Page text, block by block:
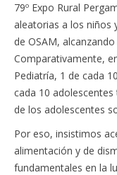
79º Expo Rural
aleatorias a los niños
de OSAM,
Comparativamente,
Pediatría, 1 de cada
cada 10
de los adolescentes
Por eso, insistimos
alimentación y de
fundamentales en la